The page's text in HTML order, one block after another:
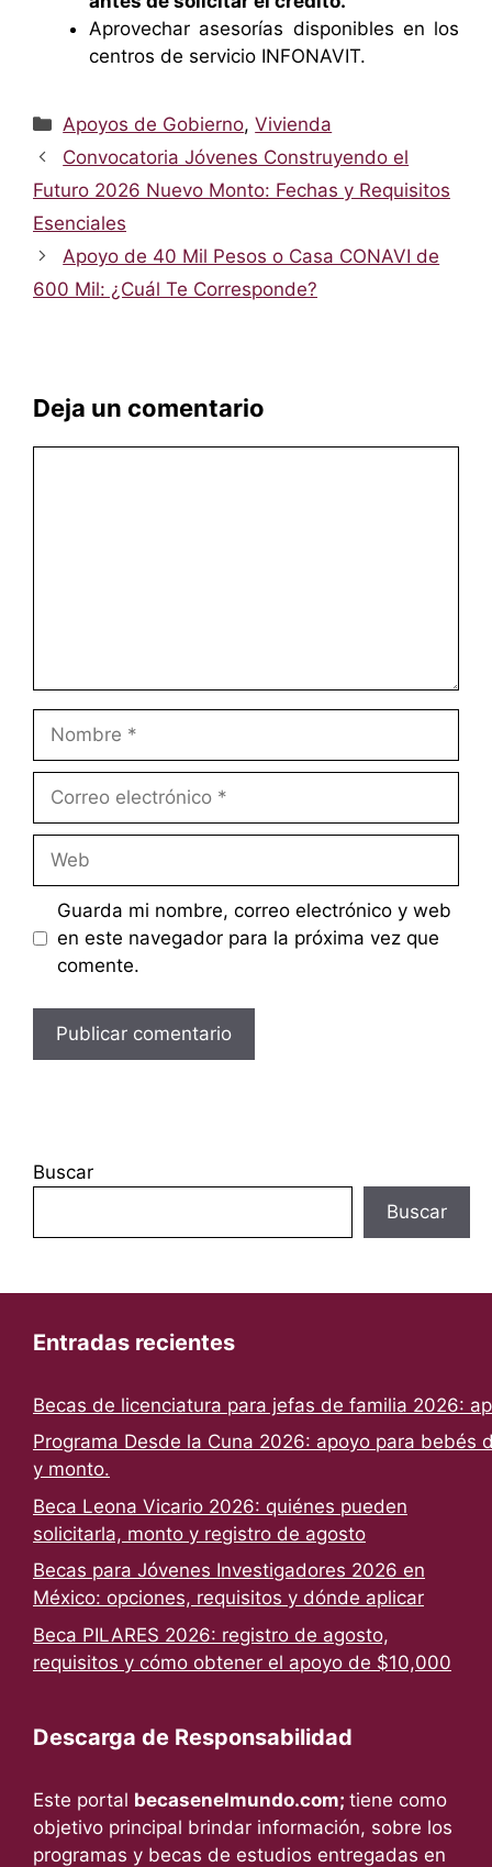
Aprovechar asesorías disponibles en los
centros de servicio INFONAVIT.
Categorías
Apoyos de Gobierno,Vivienda
Convocatoria Jóvenes Construyendo el
Futuro 2026 Nuevo Monto: Fechas y Requisitos
Esenciales
Apoyo de 40 Mil Pesos o Casa CONAVI de
600 Mil: ¿Cuál Te Corresponde?
Deja un comentario
Nombre
Correo
Web
Guarda mi nombre, correo electrónico y web
en este navegador para la próxima vez que
comente.
Buscar
Buscar
Entradas recientes
Becas de licenciatura para jefas de familia 2026:
Programa Desde la Cuna 2026: apoyo para bebés
y monto.
Beca Leona Vicario 2026: quiénes pueden
solicitarla, monto y registro de agosto
Becas para Jóvenes Investigadores 2026 en
México: opciones, requisitos y dónde aplicar
Beca PILARES 2026: registro de agosto,
requisitos y cómo obtener el apoyo de $10,000
Descarga de Responsabilidad
Este portal becasenelmundo.com; tiene como
objetivo principal brindar información, sobre los
programas y becas de estudios entregadas en